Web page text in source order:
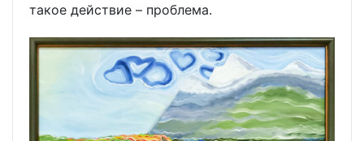
такое действие – проблема.